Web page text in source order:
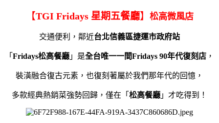
【TGI Fridays 星期五餐廳】 松高微風店
交通便利，鄰近台北信義區捷運市政府站
「 Fridays松高餐廳 」是全台唯一一間Fridays 90年代復刻店 ，
裝潢融合復古元素，也復刻著屬於我們那年代的回憶，
多款經典熱銷菜強勢回歸，僅在「 松高餐廳 」才吃得到！